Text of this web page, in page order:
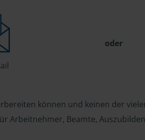
oder
können und keinen der
Arbeitnehmer, Beamte,